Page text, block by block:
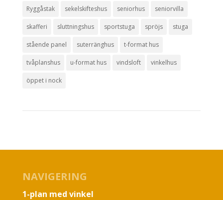
Ryggåstak sekelskifteshus seniorhus seniorvilla
skafferi sluttningshus sportstuga spröjs stuga
stående panel suterränghus t-format hus
tvåplanshus u-format hus vindsloft vinkelhus
öppet i nock
NAVIGERING
1-plan med vinkel